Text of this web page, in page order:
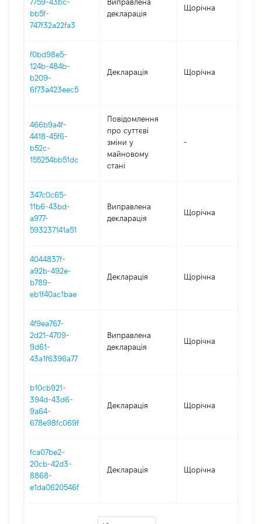
7759-43bc-
bb5f-
747f32a22fa3
Виправлена
декларація
Щорічна
f0bd98e5-
124b-484b-
b209-
6f73a423eec5
Декларація Щорічна
466b9a4f-
4418-45f6-
b52c-
155254bb51dc
Повідомлення
про суттєві
зміни y
майновому
стані
-
347c0c65-
11b6-43bd-
a977-
593237141a51
Виправлена
декларація
Щорічна
4044837f-
a92b-492e-
b789-
eb1f40ac1bae
Декларація Щорічна
4f9ea767-
2d21-4709-
9d61-
43a1f6396a77
Виправлена
декларація
Щорічна
b10cb921-
394d-43d6-
9a64-
678e98fc069f
Декларація Щорічна
fca07be2-
20cb-42d3-
8868-
e1da0620546f
Декларація Щорічна